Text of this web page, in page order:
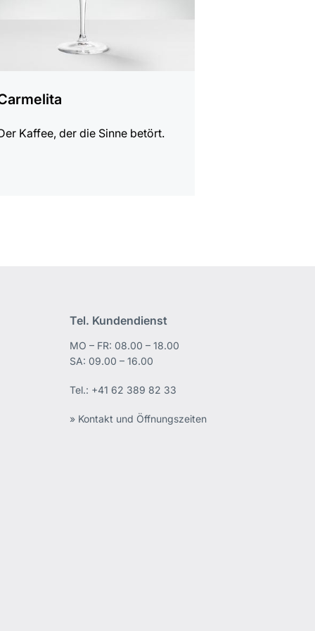
Kaffee, der die Sinne betört.
Tel. Kundendienst
MO – FR: 08.00 – 18.00
SA: 09.00 – 16.00
Tel.: +41 62 389 82 33
» Kontakt und Öffnungszeiten